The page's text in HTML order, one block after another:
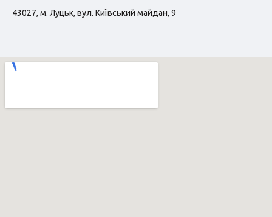
43027, м. Луцьк, вул. Київський майдан, 9